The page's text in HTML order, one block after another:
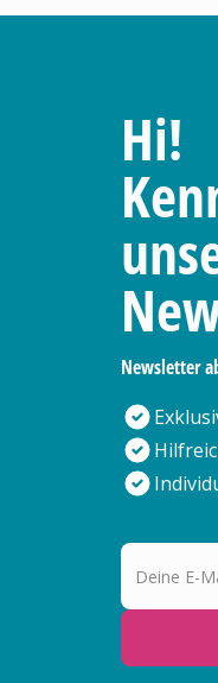
Hi!
Newsletter
Deine E-